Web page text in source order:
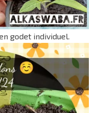
godet individuel.